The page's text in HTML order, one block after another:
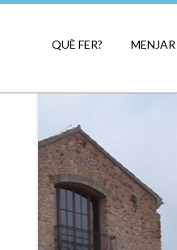
QUÈ FER?